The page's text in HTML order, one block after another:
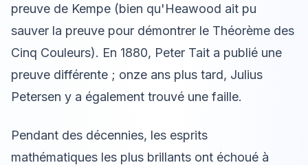
preuve de Kempe (bien qu'Heawood ait pu
sauver la preuve pour démontrer le Théorème des
Cinq Couleurs). En 1880, Peter Tait a publié une
preuve différente ; onze ans plus tard, Julius
Petersen y a également trouvé une faille.
Pendant des décennies, les esprits
mathématiques les plus brillants ont échoué à